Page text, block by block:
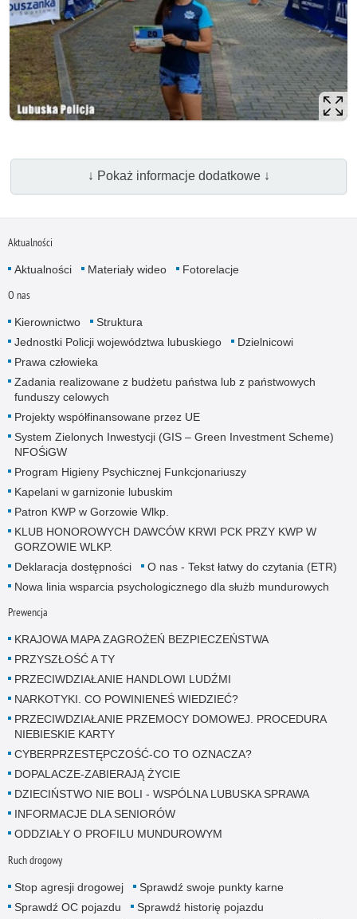
↓ Pokaż informacje dodatkowe ↓
Aktualności
Aktualności Materiały wideo Fotorelacje
O nas
Kierownictwo
Struktura
Jednostki Policji województwa lubuskiego
Dzielnicowi
Prawa człowieka
Zadania realizowane z budżetu państwa lub z państwowych
funduszy celowych
Projekty współfinansowane przez UE
System Zielonych Inwestycji (GIS – Green Investment Scheme)
NFOŚiGW
Program Higieny Psychicznej Funkcjonariuszy
Kapelani w garnizonie lubuskim
Patron KWP w Gorzowie Wlkp.
KLUB HONOROWYCH DAWCÓW KRWI PCK PRZY KWP W
GORZOWIE WLKP.
Deklaracja dostępności
O nas - Tekst łatwy do czytania (ETR)
Nowa linia wsparcia psychologicznego dla służb mundurowych
Prewencja
KRAJOWA MAPA ZAGROŻEŃ BEZPIECZEŃSTWA
PRZYSZŁOŚĆ A TY
PRZECIWDZIAŁANIE HANDLOWI LUDŹMI
NARKOTYKI. CO POWINIENEŚ WIEDZIEĆ?
PRZECIWDZIAŁANIE PRZEMOCY DOMOWEJ. PROCEDURA
NIEBIESKIE KARTY
CYBERPRZESTĘPCZOŚĆ-CO TO OZNACZA?
DOPALACZE-ZABIERAJĄ ŻYCIE
DZIECIŃSTWO NIE BOLI - WSPÓLNA LUBUSKA SPRAWA
INFORMACJE DLA SENIORÓW
ODDZIAŁY O PROFILU MUNDUROWYM
Ruch drogowy
Stop agresji drogowej
Sprawdź swoje punkty karne
Sprawdź OC pojazdu
Sprawdź historię pojazdu